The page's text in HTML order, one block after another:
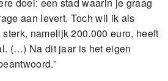
aan levert. Toch wil ik als
namelijk 200.000 euro, heeft
(…) Na dit jaar is het eigen